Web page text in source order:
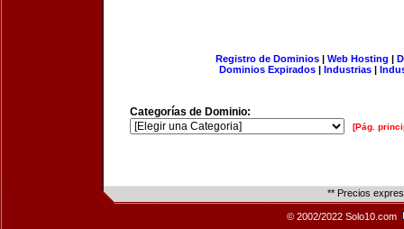
Registro de Dominios| Web Hosting |
Dominios Expirados | Industrias |
Categorías de Dominio:
[Pág.
** Precios
© 2002/2022 Solo10.com